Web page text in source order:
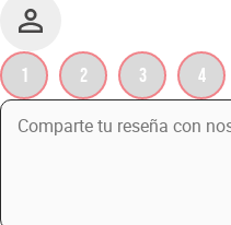
1 2 3 4